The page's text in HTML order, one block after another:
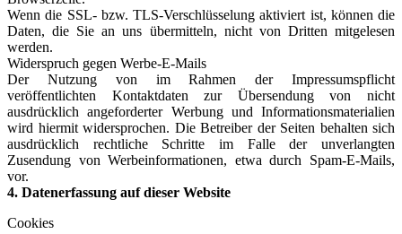
Wenn die SSL- bzw. TLS-Verschlüsselung aktiviert ist, können die
Daten, die Sie an uns übermitteln, nicht von Dritten mitgelesen
werden.
Widerspruch gegen Werbe-E-Mails
Der Nutzung von im Rahmen der Impressumspflicht
veröffentlichten Kontaktdaten zur Übersendung von nicht
ausdrücklich angeforderter Werbung und Informationsmaterialien
wird hiermit widersprochen. Die Betreiber der Seiten behalten sich
ausdrücklich rechtliche Schritte im Falle der unverlangten
Zusendung von Werbeinformationen, etwa durch Spam-E-Mails,
vor.
4. Datenerfassung auf dieser Website
Cookies